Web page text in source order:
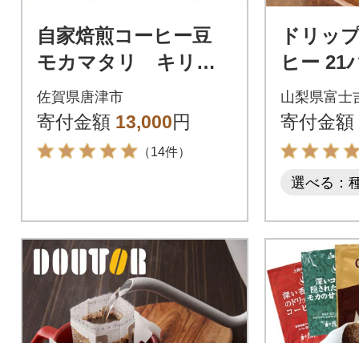
自家焙煎コーヒー豆
モカマタリ キリマ
ンジャロ コロンビ
ア グアテマラ ホ
ンジュラス (豆のま
佐賀県唐津市
寄付金額 13,000円
（14件）
ドリッ
ヒー 21
ック×3
琲セッ
れんど
山梨県富士
寄付金額
選べる：